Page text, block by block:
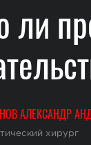
АЛЕКСАНДР
хирург